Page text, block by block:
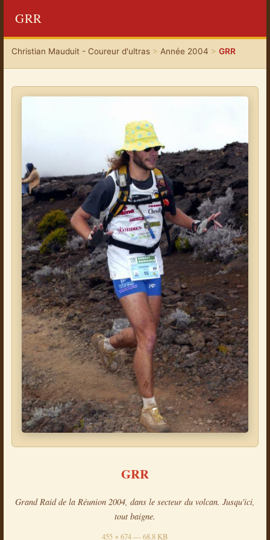
GRR
Christian Mauduit - Coureur d'ultras> Année 2004 > GRR
GRR
Grand Raid de la Réunion 2004, dans le secteur du volcan. Jusqu'ici,
tout baigne.
455 × 674 — 68.8 KB